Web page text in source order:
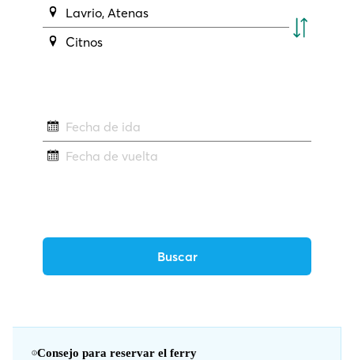
Consejo para reservar el ferry